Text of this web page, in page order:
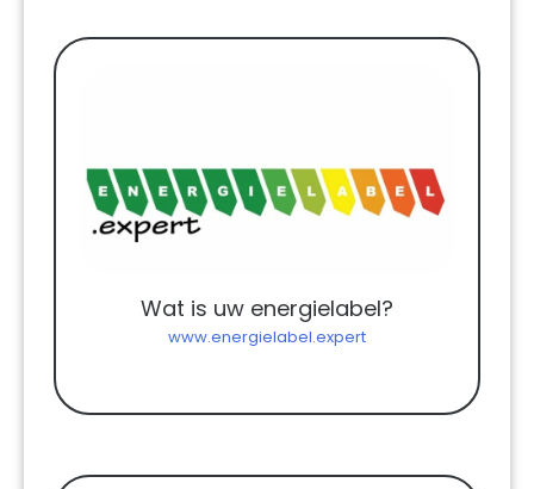
Wat is uw energielabel?
www.energielabel.expert